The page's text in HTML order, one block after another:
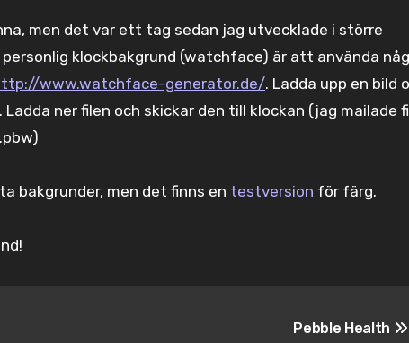
men det var ett tag sedan jag utvecklade i större
klockbakgrund (watchface) är att använda
www.watchface-generator.de/. Ladda upp en bild
ner filen och skickar den till klockan (jag mailade
bakgrunder, men det finns en testversion för färg.
Pebble Health